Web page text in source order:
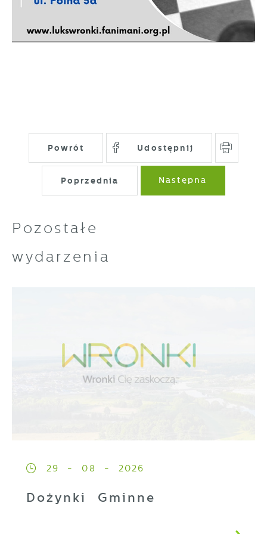
Powrót Udostępnij
Poprzednia Następna
Pozostałe
wydarzenia
29 - 08 - 2026
Dożynki Gminne
gwarantuje dostępność wszystkich
Twoich zwyczajów dotyczących przeglądanej
witryny internetowej. Treści promocyjne
mogą pojawić się na stronach podmiotów